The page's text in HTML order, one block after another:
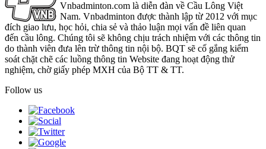
Vnbadminton.com là diễn đàn về Cầu Lông Việt
Nam. Vnbadminton được thành lập từ 2012 với mục
đích giao lưu, học hỏi, chia sẻ và thảo luận mọi vấn đề liên quan
đến cầu lông. Chúng tôi sẽ không chịu trách nhiệm với các thông tin
do thành viên đưa lên trừ thông tin nội bộ. BQT sẽ cố gắng kiểm
soát chặt chẽ các luồng thông tin Website đang hoạt động thử
nghiệm, chờ giấy phép MXH của Bộ TT & TT.
Follow us